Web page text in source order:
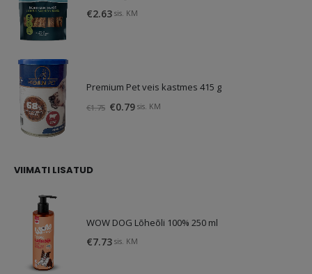
€2.63 sis. KM
Premium Pet veis kastmes 415 g
€1.75 Original
€0.79Current
sis. KM
VIIMATI LISATUD
WOW DOG Lõheõli 100% 250 ml
€7.73 sis. KM